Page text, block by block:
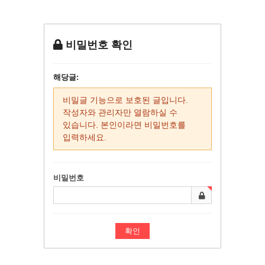
비밀번호 확인
해당글:
비밀글 기능으로 보호된 글입니다.
작성자와 관리자만 열람하실 수
있습니다. 본인이라면 비밀번호를
입력하세요.
비밀번호